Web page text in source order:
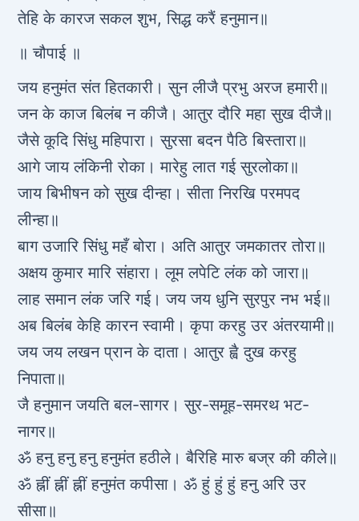
तेहि के कारज सकल शुभ, सिद्ध करैं हनुमान॥
॥ चौपाई ॥
जय हनुमंत संत हितकारी। सुन लीजै प्रभु अरज हमारी॥
जन के काज बिलंब न कीजै। आतुर दौरि महा सुख दीजै॥
जैसे कूदि सिंधु महिपारा। सुरसा बदन पैठि बिस्तारा॥
आगे जाय लंकिनी रोका। मारेहु लात गई सुरलोका॥
जाय बिभीषन को सुख दीन्हा। सीता निरखि परमपद
लीन्हा॥
बाग उजारि सिंधु महँ बोरा। अति आतुर जमकातर तोरा॥
अक्षय कुमार मारि संहारा। लूम लपेटि लंक को जारा॥
लाह समान लंक जरि गई। जय जय धुनि सुरपुर नभ भई॥
अब बिलंब केहि कारन स्वामी। कृपा करहु उर अंतरयामी॥
जय जय लखन प्रान के दाता। आतुर ह्वै दुख करहु
निपाता॥
जै हनुमान जयति बल-सागर। सुर-समूह-समरथ भट-
नागर॥
ॐ हनु हनु हनु हनुमंत हठीले। बैरिहि मारु बज्र की कीले॥
ॐ ह्नीं ह्नीं ह्नीं हनुमंत कपीसा। ॐ हुं हुं हुं हनु अरि उर
सीसा॥